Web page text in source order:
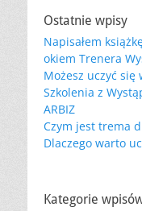
Ostatnie wpisy
Napisałem
okiem Trenera
Możesz uczyć
Szkolenia z
ARBIZ
Czym jest trema
Dlaczego warto
Kategorie